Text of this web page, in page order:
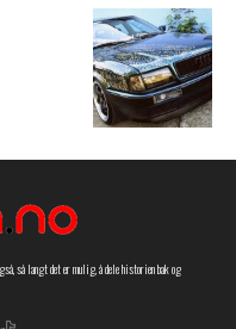
så langt det er mulig, å dele historien bak og